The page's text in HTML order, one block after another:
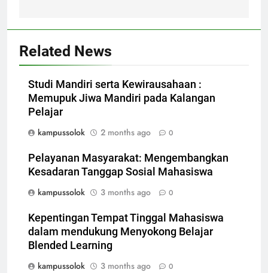
Related News
Studi Mandiri serta Kewirausahaan :
Memupuk Jiwa Mandiri pada Kalangan
Pelajar
kampussolok
2 months ago 0
Pelayanan Masyarakat: Mengembangkan
Kesadaran Tanggap Sosial Mahasiswa
kampussolok
3 months ago 0
Kepentingan Tempat Tinggal Mahasiswa
dalam mendukung Menyokong Belajar
Blended Learning
kampussolok
3 months ago 0